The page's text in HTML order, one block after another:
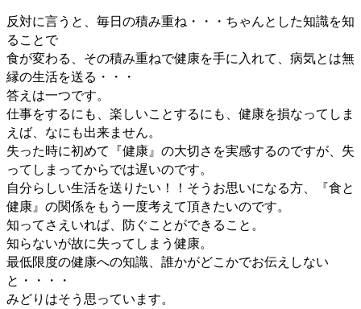
反対に言うと、毎日の積み重ね・・・ちゃんとした知識を知
ることで
食が変わる、その積み重ねで健康を手に入れて、病気とは無
縁の生活を送る・・・
答えは一つです。
仕事をするにも、楽しいことするにも、健康を損なってしま
えば、なにも出来ません。
失った時に初めて『健康』の大切さを実感するのですが、失
ってしまってからでは遅いのです。
自分らしい生活を送りたい！！そうお思いになる方、『食と
健康』の関係をもう一度考えて頂きたいのです。
知ってさえいれば、防ぐことができること。
知らないが故に失ってしまう健康。
最低限度の健康への知識、誰かがどこかでお伝えしない
と・・・・
みどりはそう思っています。